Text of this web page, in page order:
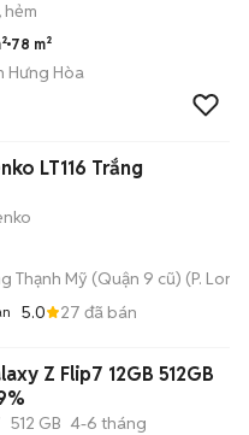
hẻm
78 m²
Hưng Hòa
LT116 Trắng
Thạnh Mỹ (Quận 9 cũ) (P.
5.0 27 đã bán
Z Flip7 12GB 512GB
512 GB 4-6 tháng